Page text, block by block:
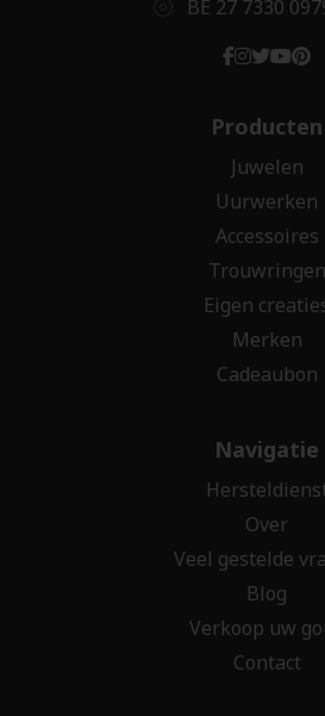
BE 27 7330
Producten
Juwelen
Uurwerken
Accessoires
Trouwringen
Eigen
Merken
Cadeaubon
Navigatie
Over
Veel gestelde
Blog
Verkoop uw
Contact